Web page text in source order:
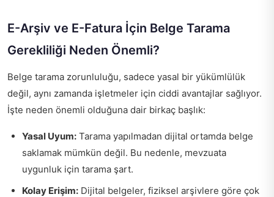
E-Arşiv ve E-Fatura İçin Belge Tarama
Gerekliliği Neden Önemli?
Belge tarama zorunluluğu, sadece yasal bir yükümlülük
değil, aynı zamanda işletmeler için ciddi avantajlar sağlıyor.
İşte neden önemli olduğuna dair birkaç başlık:
Yasal Uyum: Tarama yapılmadan dijital ortamda belge
saklamak mümkün değil. Bu nedenle, mevzuata
uygunluk için tarama şart.
Kolay Erişim: Dijital belgeler, fiziksel arşivlere göre çok